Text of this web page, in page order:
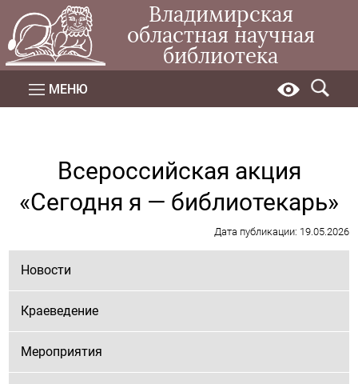
Владимирская
областная научная
библиотека
МЕНЮ
Всероссийская акция
«Сегодня я — библиотекарь»
Дата публикации: 19.05.2026
Новости
Краеведение
Мероприятия